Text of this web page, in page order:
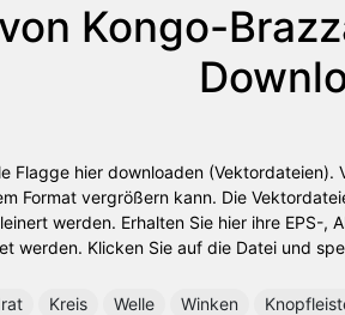
Kongo-
Flagge hier downloaden
Format vergrößern kann. Die
werden. Erhalten Sie hier ihre EPS-,
werden. Klicken Sie auf die Datei und
Kreis Welle Winken